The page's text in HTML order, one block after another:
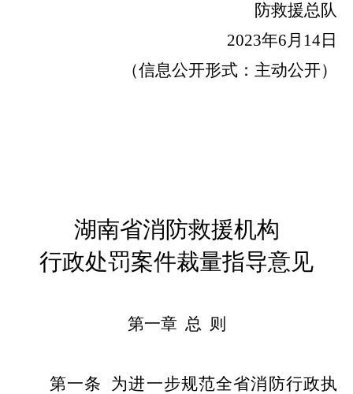
防救援总队
2023年6月 14日
（信息公开形式：主动公开）
湖南省消防救援机构
行政处罚案件裁量指导意见
第一章 总 则
第一条
为进一步规范全省消防行政执